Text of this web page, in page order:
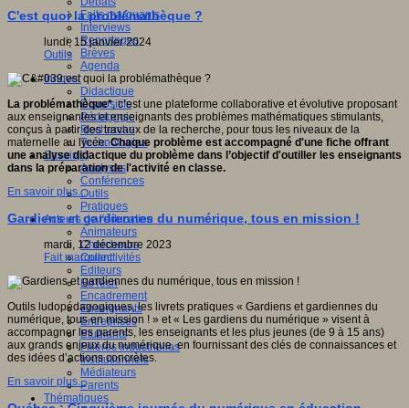
Faits marquants
Interviews
Reportages
Brèves
Agenda
Innover
Didactique
Dispositifs
Pédagogie
Recherche
Technologies
Savoir(s)
Analyses
Conférences
Outils
Pratiques
Acteurs de l'éducation
Animateurs
Chercheurs
Collectivités
Editeurs
EdTech
Encadrement
Enseignants
Entreprises
Etudiants
Filières industrielles
Institutionnels
Médiateurs
Parents
Thématiques
C'est quoi la problémathèque ?
lundi, 15 janvier 2024
Outils
La problémathèque*, c’est une plateforme collaborative et évolutive proposant
aux enseignantes et enseignants des problèmes mathématiques stimulants,
conçus à partir des travaux de la recherche, pour tous les niveaux de la
maternelle au lycée.Chaque problème est accompagné d'une fiche offrant
une analyse didactique du problème dans l’objectif d'outiller les enseignants
dans la préparation de l'activité en classe.
En savoir plus...
Gardiens et gardiennes du numérique, tous en mission !
mardi, 12 décembre 2023
Fait marquant
Outils ludopédagogiques, les livrets pratiques « Gardiens et gardiennes du
numérique, tous en mission ! » et « Les gardiens du numérique » visent à
accompagner les parents, les enseignants et les plus jeunes (de 9 à 15 ans)
aux grands enjeux du numérique, en fournissant des clés de connaissances et
des idées d’actions concrètes.
En savoir plus...